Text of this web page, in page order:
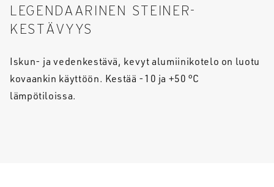
LEGENDAARINEN STEINER-
KESTÄVYYS
Iskun- ja vedenkestävä, kevyt alumiinikotelo on luotu
kovaankin käyttöön. Kestää -10 ja +50 °C
lämpötiloissa.